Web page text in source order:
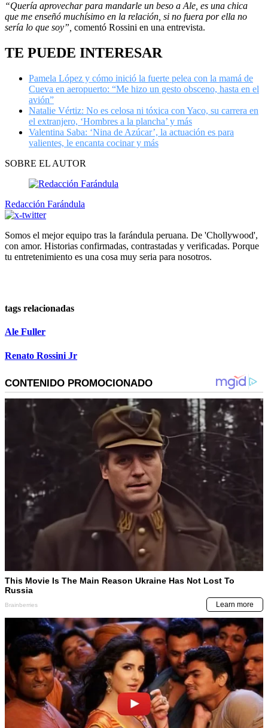
“Quería aprovechar para mandarle un beso a Ale, es una chica
que me enseñó muchísimo en la relación, si no fuera por ella no
sería lo que soy”, comentó Rossini en una entrevista.
TE PUEDE INTERESAR
Pamela López y cómo inició la fuerte pelea con la mamá de
Cueva en aeropuerto: “Me hizo un gesto obsceno, hasta en el
avión”
Natalie Vértiz: No es celosa ni tóxica con Yaco, su carrera en
el extranjero, ‘Hombres a la plancha’ y más
Valentina Saba: ‘Nina de Azúcar’, la actuación es para
valientes, le encanta cocinar y más
SOBRE EL AUTOR
Redacción Farándula
Somos el mejor equipo tras la farándula peruana. De 'Chollywood',
con amor. Historias confirmadas, contrastadas y verificadas. Porque
tu entretenimiento es una cosa muy seria para nosotros.
tags relacionadas
Ale Fuller
Renato Rossini Jr